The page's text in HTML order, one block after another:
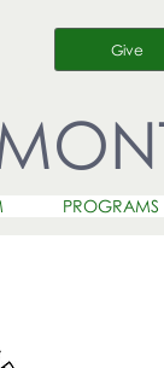
PROGRAMS
Give